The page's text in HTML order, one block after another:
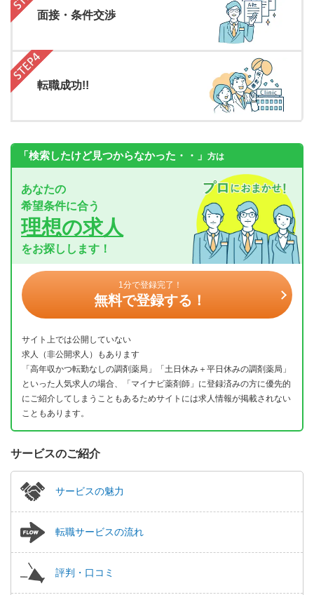
面接・条件交渉
転職成功!!
「検索したけど見つからなかった・・」 方は
あなたの
希望条件に合う
理想の求人
をお探しします！
1分で登録完了！
無料で登録する！
サイト上では公開していない
求人（非公開求人）もあります
「高年収かつ転勤なしの調剤薬局」「土日休み＋平日休みの調剤薬局」
といった人気求人の場合、「マイナビ薬剤師」に登録済みの方に優先的
にご紹介してしまうこともあるためサイトには求人情報が掲載されない
こともあります。
サービスのご紹介
サービスの魅力
転職サービスの流れ
評判・口コミ